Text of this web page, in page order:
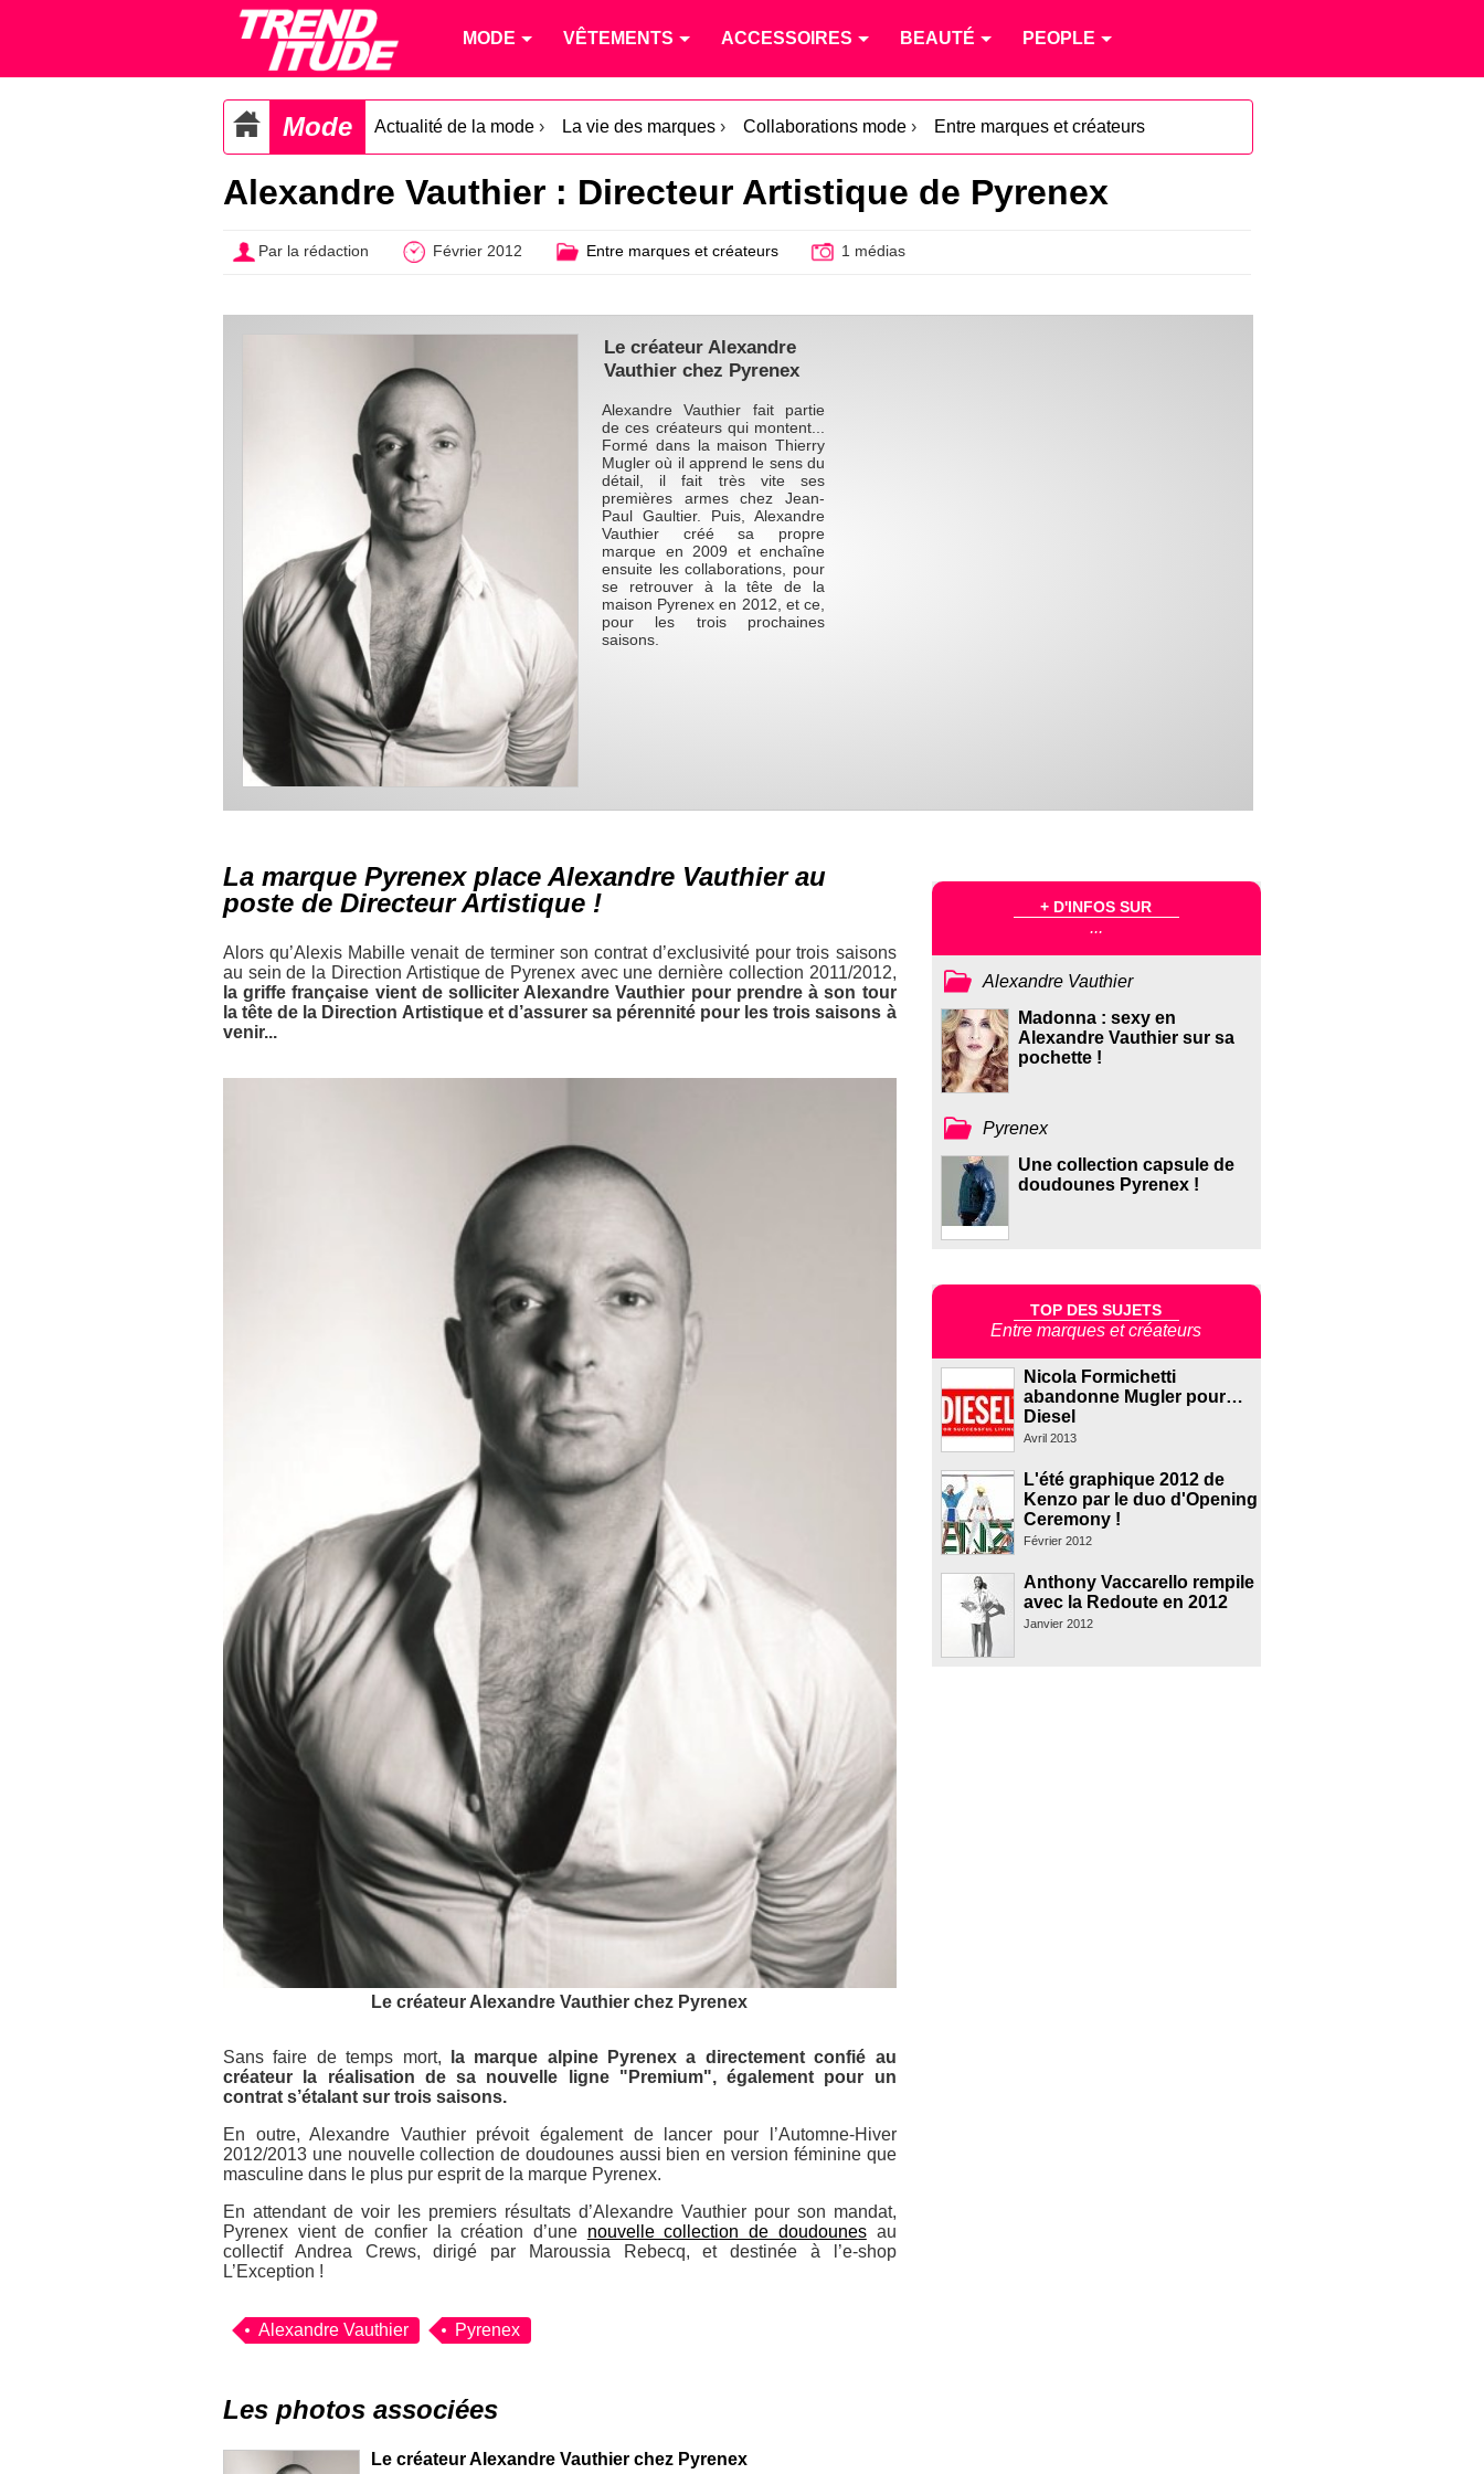
MODE VÊTEMENTS ACCESSOIRES BEAUTÉ PEOPLE
Mode Actualité de la mode › La vie des marques › Collaborations mode › Entre marques et créateurs
Alexandre Vauthier : Directeur Artistique de Pyrenex
Par la rédaction Février 2012 Entre marques et créateurs 1 médias
Le créateur Alexandre
Vauthier chez Pyrenex
Alexandre Vauthier fait partie
de ces créateurs qui montent...
Formé dans la maison Thierry
Mugler où il apprend le sens du
détail, il fait très vite ses
premières armes chez Jean-
Paul Gaultier. Puis, Alexandre
Vauthier créé sa propre
marque en 2009 et enchaîne
ensuite les collaborations, pour
se retrouver à la tête de la
maison Pyrenex en 2012, et ce,
pour les trois prochaines
saisons.
La marque Pyrenex place Alexandre Vauthier au
poste de Directeur Artistique !
Alors qu’Alexis Mabille venait de terminer son contrat d’exclusivité pour trois saisons
au sein de la Direction Artistique de Pyrenex avec une dernière collection 2011/2012,
la griffe française vient de solliciter Alexandre Vauthier pour prendre à son tour
la tête de la Direction Artistique et d’assurer sa pérennité pour les trois saisons à
venir...
Le créateur Alexandre Vauthier chez Pyrenex
Sans faire de temps mort,
la marque alpine Pyrenex a directement confié au
créateur la réalisation de sa nouvelle ligne "Premium", également pour un
contrat s’étalant sur trois saisons.
En outre, Alexandre Vauthier prévoit également de lancer pour l’Automne-Hiver
2012/2013 une nouvelle collection de doudounes aussi bien en version féminine que
masculine dans le plus pur esprit de la marque Pyrenex.
En attendant de voir les premiers résultats d’Alexandre Vauthier pour son mandat,
Pyrenex vient de confier la création d’une nouvelle collection de doudounesau
collectif Andrea Crews, dirigé par Maroussia Rebecq, et destinée à l’e-shop
L’Exception !
Alexandre Vauthier Pyrenex
Les photos associées
Le créateur Alexandre Vauthier chez Pyrenex
+ D'INFOS SUR
...
Alexandre Vauthier
Madonna : sexy en
Alexandre Vauthier sur sa
pochette !
Pyrenex
Une collection capsule de
doudounes Pyrenex !
TOP DES SUJETS
Entre marques et créateurs
Nicola Formichetti
abandonne Mugler pour…
Diesel
Avril 2013
L'été graphique 2012 de
Kenzo par le duo d'Opening
Ceremony !
Février 2012
Anthony Vaccarello rempile
avec la Redoute en 2012
Janvier 2012